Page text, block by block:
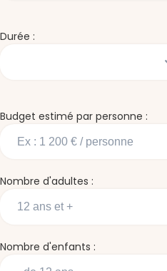
Durée :
Budget estimé par personne :
Nombre d'adultes :
Nombre d'enfants :